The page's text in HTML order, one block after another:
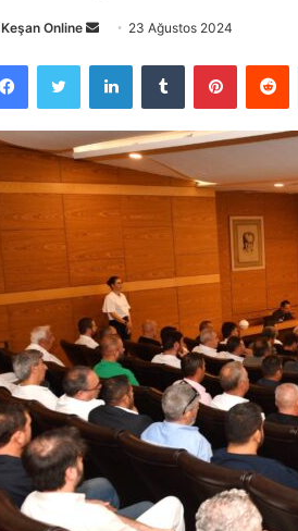
Keşan Online
Bir
posta
göndermek
23 Ağustos 2024
FacebookTwitter LinkedInTumblr Pinterest